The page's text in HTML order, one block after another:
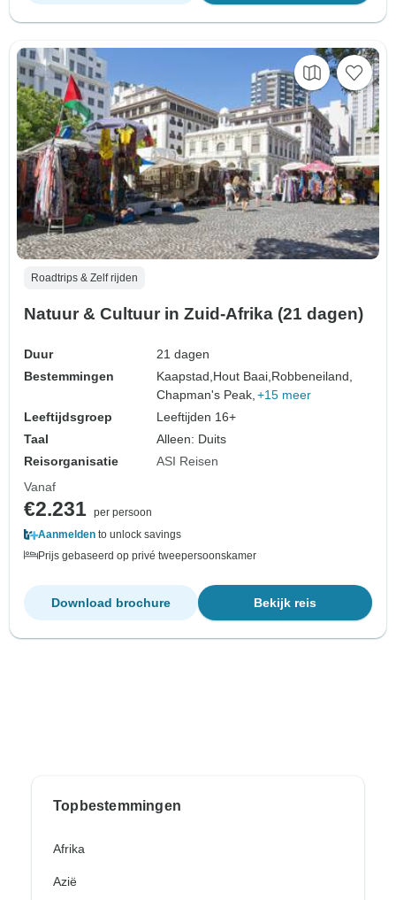
Roadtrips & Zelf rijden
Natuur & Cultuur in Zuid-Afrika (21 dagen)
Duur
21 dagen
Bestemmingen
Kaapstad,Hout Baai,Robbeneiland,
Chapman's Peak, +15 meer
Leeftijdsgroep
Leeftijden 16+
Taal
Alleen: Duits
Reisorganisatie
ASI Reisen
Vanaf
€2.231 per persoon
Aanmelden to unlock savings
Prijs gebaseerd op privé tweepersoonskamer
Bekijk reis
Download brochure
Topbestemmingen
Afrika
Azië